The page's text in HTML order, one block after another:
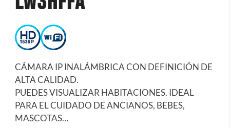
CÁMARA IP INALÁMBRICA CON DEFINICIÓN DE
ALTA CALIDAD.
PUEDES VISUALIZAR HABITACIONES. IDEAL
PARA EL CUIDADO DE ANCIANOS, BEBES,
MASCOTAS…